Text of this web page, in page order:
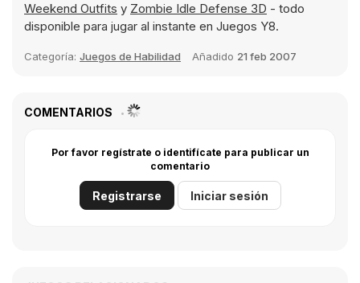
Weekend Outfits y Zombie Idle Defense 3D - todo
disponible para jugar al instante en Juegos Y8.
Categoría: Juegos de Habilidad Añadido 21 feb 2007
COMENTARIOS
Por favor regístrate o identifícate para publicar un
comentario
Registrarse Iniciar sesión